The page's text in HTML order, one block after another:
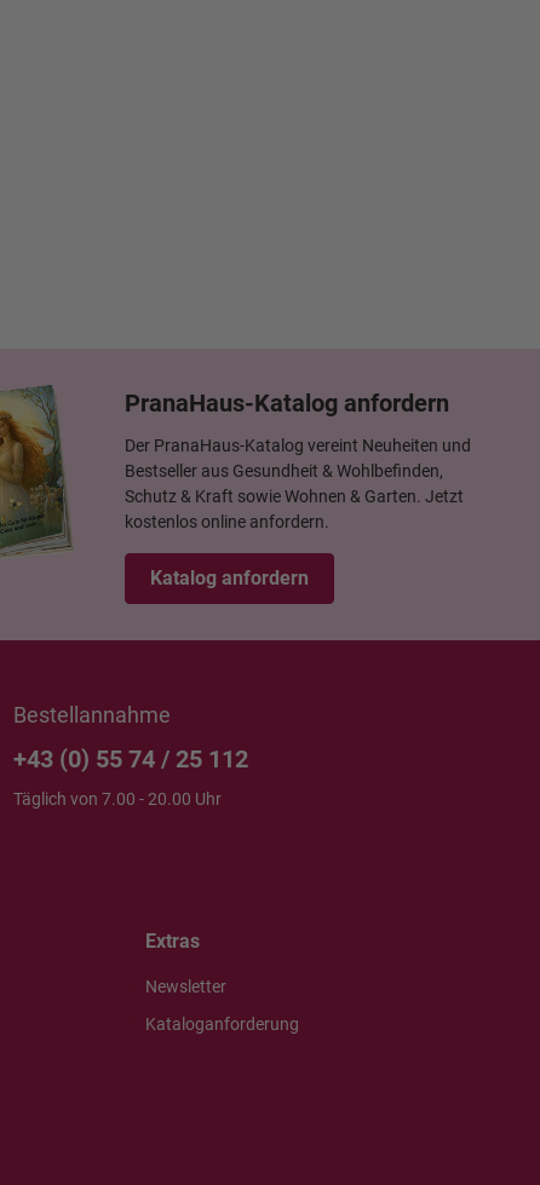
PranaHaus-Katalog anfordern
Der PranaHaus-Katalog vereint Neuheiten und
Bestseller aus Gesundheit & Wohlbefinden,
Schutz & Kraft sowie Wohnen & Garten. Jetzt
kostenlos online anfordern.
Katalog anfordern
Bestellannahme
+43 (0) 55 74 / 25 112
Täglich von 7.00 - 20.00 Uhr
Extras
Newsletter
Kataloganforderung